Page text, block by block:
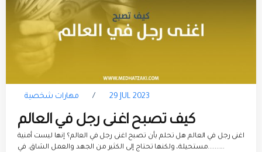
مهارات شخصية / 29 JUL 2023
كيف تصبح اغنى رجل في العالم
اغنى رجل في العالم هل تحلم بأن تصبح اغنى رجل في العالم؟ إنها ليست أمنية
مستحيلة، ولكنها تحتاج إلى الكثير من الجهد والعمل الشاق. في..........